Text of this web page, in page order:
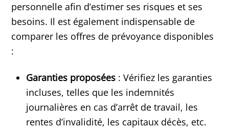
personnelle afin d’estimer ses risques et ses
besoins. Il est également indispensable de
comparer les offres de prévoyance disponibles
:
Garanties proposées : Vérifiez les garanties
incluses, telles que les indemnités
journalières en cas d’arrêt de travail, les
rentes d’invalidité, les capitaux décès, etc.​